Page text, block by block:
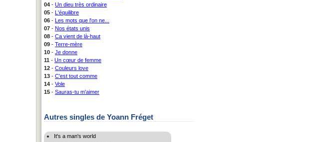
04 - Un dieu très ordinaire
05 - L'équilibre
06 - Les mots que l'on ne...
07 - Nos états unis
08 - Ca vient de là-haut
09 - Terre-mère
10 - Je donne
11 - Un cœur de femme
12 - Couleurs love
13 - C'est tout comme
14 - Vole
15 - Sauras-tu m'aimer
Autres singles de Yoann Fréget
It's a man's world